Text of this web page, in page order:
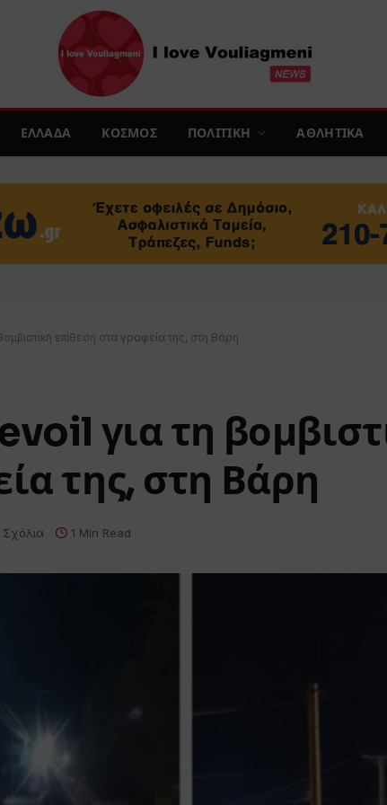
ΕΛΛΑΔΑ ΚΟΣΜΟΣ ΠΟΛΙΤΙΚΗ ΑΘΛΗΤΙΚΑ
επίθεση στα γραφεία της, στη Βάρη
για τη
της, στη Βάρη
1 Min Read